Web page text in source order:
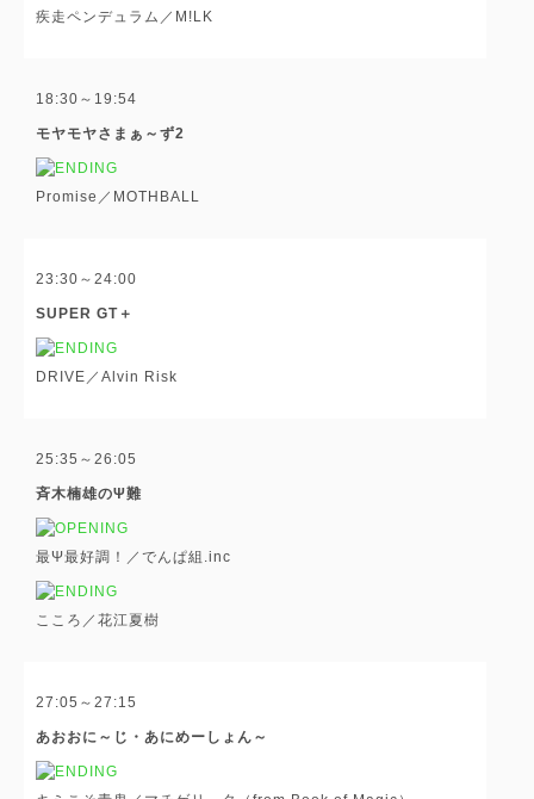
疾走ペンデュラム／M!LK
18:30～19:54
モヤモヤさまぁ～ず2
Promise／MOTHBALL
23:30～24:00
SUPER GT＋
DRIVE／Alvin Risk
25:35～26:05
斉木楠雄のΨ難
最Ψ最好調！／でんぱ組.inc
こころ／花江夏樹
27:05～27:15
あおおに～じ・あにめーしょん～